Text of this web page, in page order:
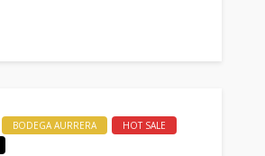
BODEGA AURRERA
HOT SALE